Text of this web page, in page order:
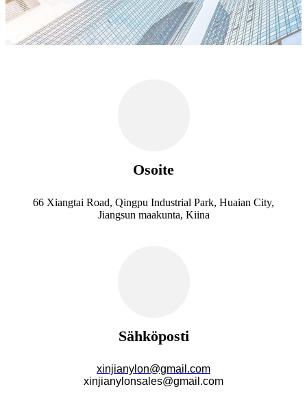
Osoite
66 Xiangtai Road, Qingpu Industrial Park, Huaian City,
Jiangsun maakunta, Kiina
Sähköposti
xinjianylon@gmail.com
xinjianylonsales@gmail.com